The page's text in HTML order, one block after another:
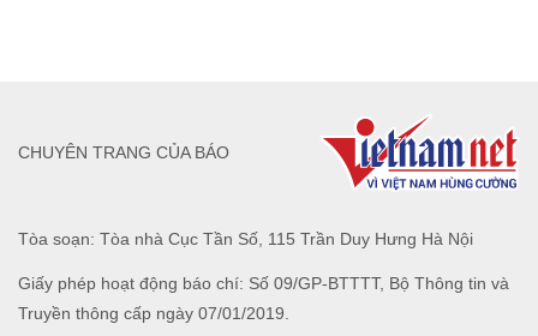
Tòa soạn: Tòa nhà Cục Tần Số, 115 Trần Duy Hưng Hà Nội
Giấy phép hoạt động báo chí: Số 09/GP-BTTTT, Bộ Thông tin và
Truyền thông cấp ngày 07/01/2019.
CHUYÊN TRANG CỦA BÁO